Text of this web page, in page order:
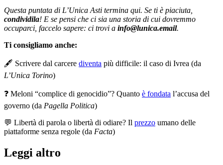
Questa puntata di L’Unica Asti termina qui. Se ti è piaciuta,
condividila! E se pensi che ci sia una storia di cui dovremmo
occuparci, faccelo sapere: ci trovi a info@lunica.email.
Ti consigliamo anche:
🖋️ Scrivere dal carcere diventa più difficile: il caso di Ivrea (da
L’Unica Torino)
❓ Meloni “complice di genocidio”? Quanto è fondata l’accusa del
governo (da Pagella Politica)
💬 Libertà di parola o libertà di odiare? Il prezzo umano delle
piattaforme senza regole (da Facta)
Leggi altro